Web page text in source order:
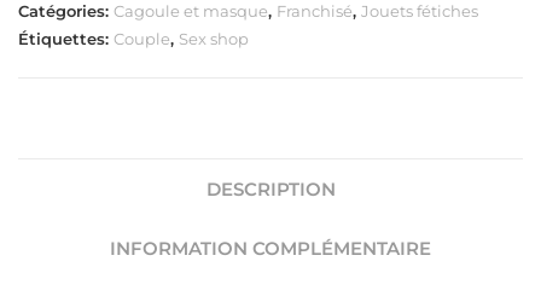
Catégories: Cagoule et masque, Franchisé, Jouets fétiches
Étiquettes: Couple, Sex shop
DESCRIPTION
INFORMATION COMPLÉMENTAIRE